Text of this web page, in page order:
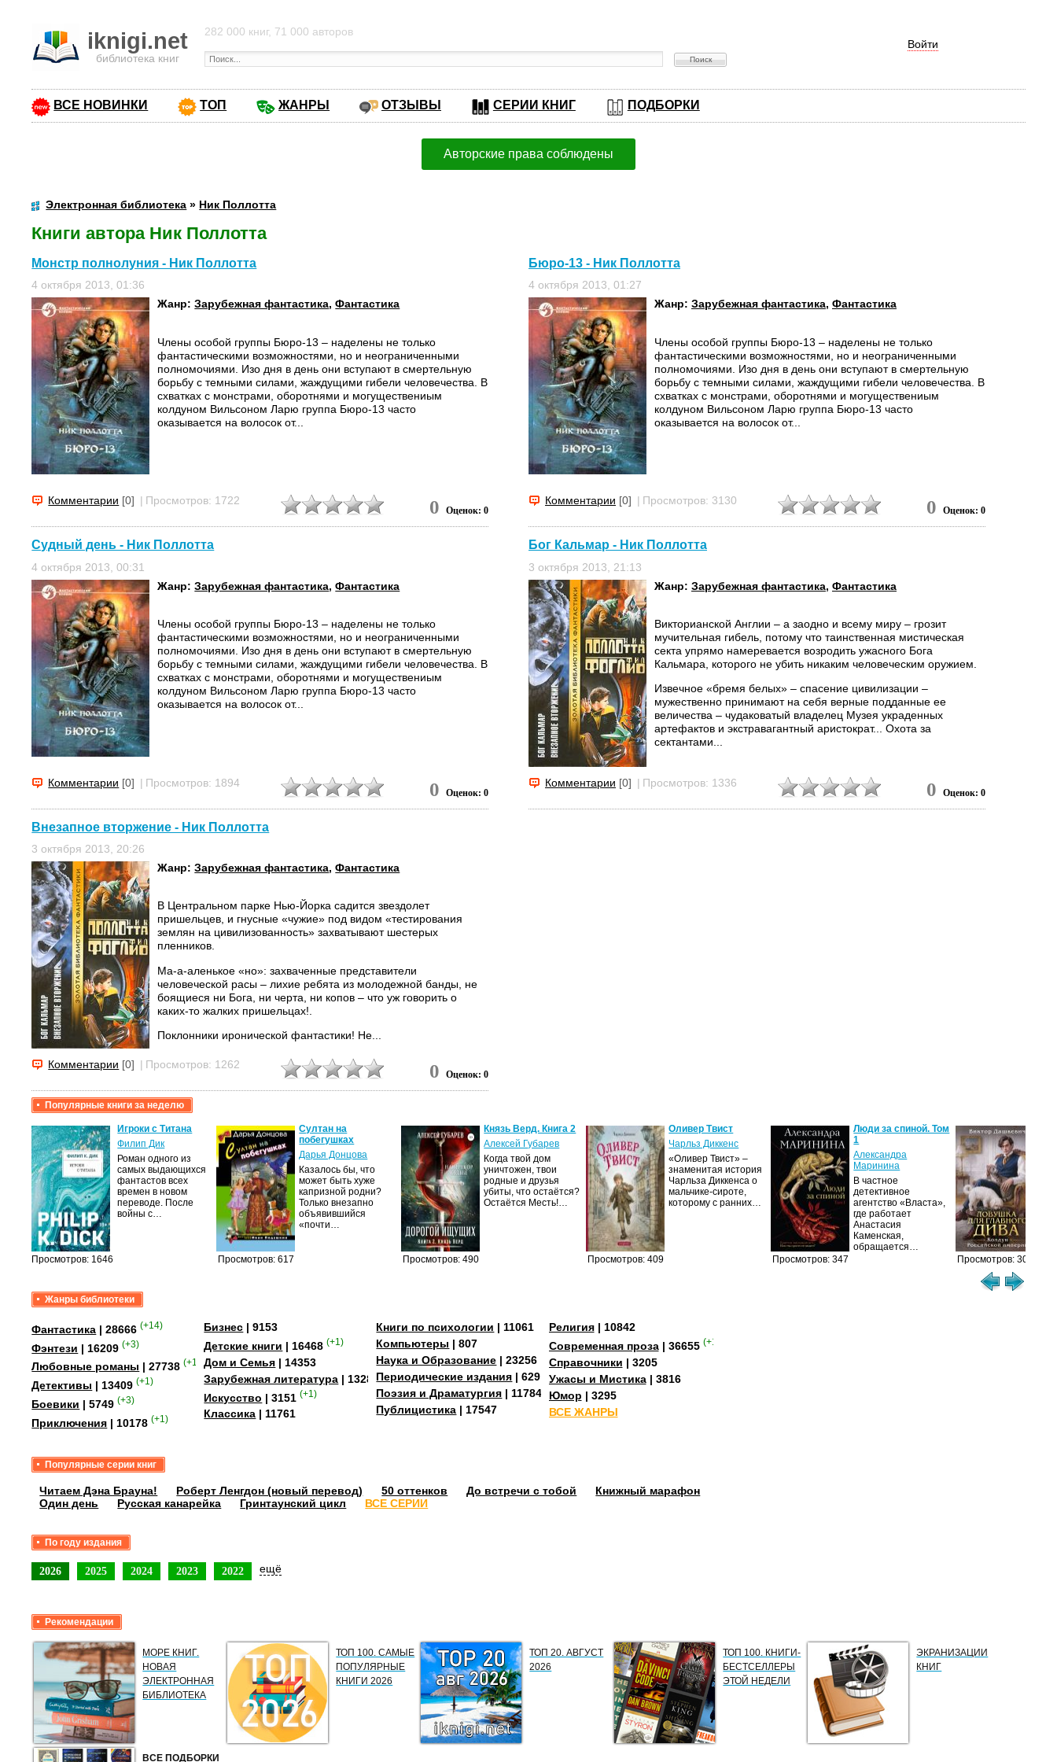
iknigi.net
библиотека книг
Войти
282 000 книг, 71 000 авторов
ВСЕ НОВИНКИ ТОП ЖАНРЫ ОТЗЫВЫ СЕРИИ КНИГ ПОДБОРКИ
Авторские права соблюдены
Электронная библиотека » Ник Поллотта
Книги автора Ник Поллотта
Монстр полнолуния - Ник Поллотта
4 октября 2013, 01:36
Жанр:Зарубежная фантастика,Фантастика
Члены особой группы Бюро-13 – наделены не только
фантастическими возможностями, но и неограниченными
полномочиями. Изо дня в день они вступают в смертельную
борьбу с темными силами, жаждущими гибели человечества. В
схватках с монстрами, оборотнями и могуществениым
колдуном Вильсоном Ларю группа Бюро-13 часто
оказывается на волосок от...
Комментарии [0] | Просмотров: 1722 0 Оценок: 0
Бюро-13 - Ник Поллотта
4 октября 2013, 01:27
Жанр: Зарубежная фантастика, Фантастика
Члены особой группы Бюро-13 – наделены не только
фантастическими возможностями, но и неограниченными
полномочиями. Изо дня в день они вступают в смертельную
борьбу с темными силами, жаждущими гибели человечества. В
схватках с монстрами, оборотнями и могуществениым
колдуном Вильсоном Ларю группа Бюро-13 часто
оказывается на волосок от...
Комментарии [0] | Просмотров: 3130 0 Оценок: 0
Судный день - Ник Поллотта
4 октября 2013, 00:31
Жанр:Зарубежная фантастика,Фантастика
Члены особой группы Бюро-13 – наделены не только
фантастическими возможностями, но и неограниченными
полномочиями. Изо дня в день они вступают в смертельную
борьбу с темными силами, жаждущими гибели человечества. В
схватках с монстрами, оборотнями и могуществениым
колдуном Вильсоном Ларю группа Бюро-13 часто
оказывается на волосок от...
Комментарии [0] | Просмотров: 1894 0 Оценок: 0
Бог Кальмар - Ник Поллотта
3 октября 2013, 21:13
Жанр: Зарубежная фантастика, Фантастика
Викторианской Англии – а заодно и всему миру – грозит
мучительная гибель, потому что таинственная мистическая
секта упрямо намеревается возродить ужасного Бога
Кальмара, которого не убить никаким человеческим оружием.
Извечное «бремя белых» – спасение цивилизации –
мужественно принимают на себя верные подданные ее
величества – чудаковатый владелец Музея украденных
артефактов и экстравагантный аристократ... Охота за
сектантами...
Комментарии [0] | Просмотров: 1336 0 Оценок: 0
Внезапное вторжение - Ник Поллотта
3 октября 2013, 20:26
Жанр:Зарубежная фантастика,Фантастика
В Центральном парке Нью-Йорка садится звездолет
пришельцев, и гнусные «чужие» под видом «тестирования
землян на цивилизованность» захватывают шестерых
пленников.
Ма-а-аленькое «но»: захваченные представители
человеческой расы – лихие ребята из молодежной банды, не
боящиеся ни Бога, ни черта, ни копов – что уж говорить о
каких-то жалких пришельцах!.
Поклонники иронической фантастики! Не...
Комментарии [0] | Просмотров: 1262 0 Оценок: 0
Популярные книги за неделю
Просмотров: 1646
Игроки с Титана
Филип Дик
Роман одного из
самых выдающихся
фантастов всех
времен в новом
переводе. После
войны с…
Просмотров: 617
Султан на
побегушках
Дарья Донцова
Казалось бы, что
может быть хуже
капризной родни?
Только внезапно
объявившийся
«почти…
Просмотров: 490
Князь Верд. Книга 2
Алексей Губарев
Когда твой дом
уничтожен, твои
родные и друзья
убиты, что остаётся?
Остаётся Месть!…
Просмотров: 409
Оливер Твист
Чарльз Диккенс
«Оливер Твист» –
знаменитая история
Чарльза Диккенса о
мальчике-сироте,
которому с ранних…
Просмотров: 347
Люди за спиной. Том
1
Александра
Маринина
В частное
детективное
агентство «Власта»,
где работает
Анастасия
Каменская,
обращается…
Просмотров: 307
Жанры библиотеки
Фантастика | 28666 (+14)
Фэнтези | 16209 (+3)
Любовные романы | 27738 (+15)
Детективы | 13409 (+1)
Боевики | 5749 (+3)
Приключения | 10178 (+1)
Бизнес | 9153
Детские книги | 16468 (+1)
Дом и Семья | 14353
Зарубежная литература | 13287
Искусство | 3151 (+1)
Классика | 11761
Книги по психологии | 11061
Компьютеры | 807
Наука и Образование | 23256
Периодические издания | 629
Поэзия и Драматургия | 11784
Публицистика | 17547
Религия| 10842
Современная проза| 36655 (+1)
Справочники | 3205
Ужасы и Мистика| 3816
Юмор | 3295
ВСЕ ЖАНРЫ
Популярные серии книг
Читаем Дэна Брауна! Роберт Ленгдон (новый перевод) 50 оттенков До встречи с тобой
Книжный марафон
Один день
Русская канарейка Гринтаунский цикл ВСЕ СЕРИИ
По году издания
2026 2025 2024 2023 2022 ещё
Рекомендации
МОРЕ КНИГ.
НОВАЯ
ЭЛЕКТРОННАЯ
БИБЛИОТЕКА
ТОП 100. САМЫЕ
ПОПУЛЯРНЫЕ
КНИГИ 2026
ТОП 20. АВГУСТ
2026
ТОП 100. КНИГИ-
БЕСТСЕЛЛЕРЫ
ЭТОЙ НЕДЕЛИ
ЭКРАНИЗАЦИИ
КНИГ
ВСЕ ПОДБОРКИ